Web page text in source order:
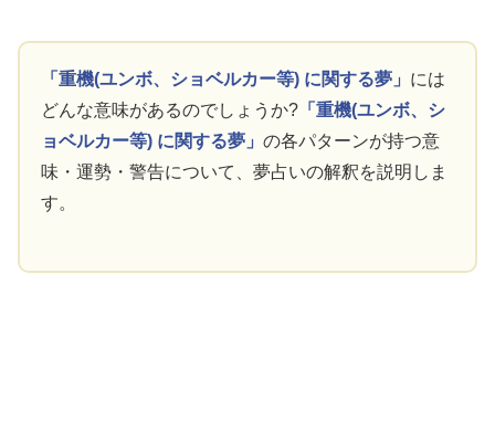
「重機(ユンボ、ショベルカー等) に関する夢」 には
どんな意味があるのでしょうか? 「重機(ユンボ、シ
ョベルカー等) に関する夢」の各パターンが持つ意
味・運勢・警告について、夢占いの解釈を説明しま
す。